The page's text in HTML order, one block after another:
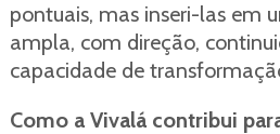
pontuais, mas inseri-las em
ampla, com direção,
capacidade de
Como a Vivalá contribui